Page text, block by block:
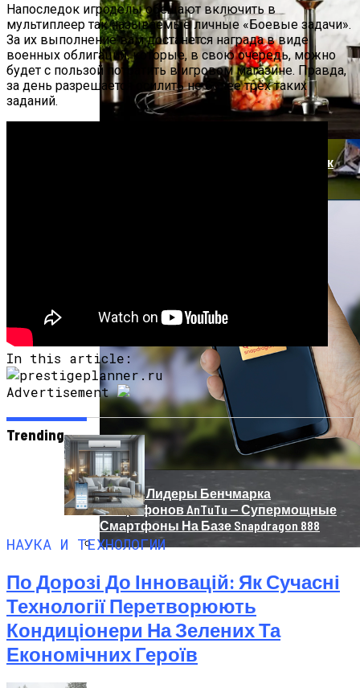
Идеальный Помощник На Кухне: Как
Новые Лидеры Бенчмарка
Смартфонов AnTuTu — Супермощные
Смартфоны На Базе Snapdragon 888
Напоследок игроделы обещают включить в
мультиплеер так называемые личные «Боевые задачи».
За их выполнение вам достанется награда в виде
военных облигаций, которые, в свою очередь, можно
будет с пользой потратить в игровом магазине. Правда,
за день разрешается осилить не более трёх таких
заданий.
In this article:
Advertisement
Trending
НАУКА И ТЕХНОЛОГИИ
По Дорозі До Інновацій: Як Сучасні
Технології Перетворюють
Кондиціонери На Зелених Та
Економічних Героїв